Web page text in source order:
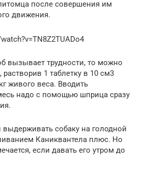
после совершения им
движения.
вызывает трудности, то можно
1 таблетку в 10 см3
живого веса. Вводить
надо с помощью шприца сразу
выдерживать собаку на голодной
Каниквантела плюс. Но
если давать его утром до